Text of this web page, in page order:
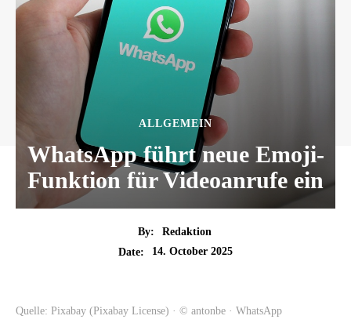
ALLGEMEIN
WhatsApp führt neue Emoji-
Funktion für Videoanrufe ein
By:
Redaktion
Date:
14. October 2025
Quelle: Pixabay (Pixabay License) · © antonbe · WhatsApp